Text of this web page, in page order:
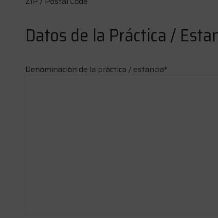
Datos de la Práctica /
Denominación de la práctica / estancia*